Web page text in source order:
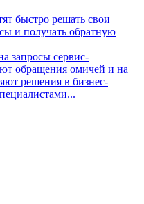
быстро решать свои
и получать обратную
запросы сервис-
обращения омичей и на
решения в бизнес-